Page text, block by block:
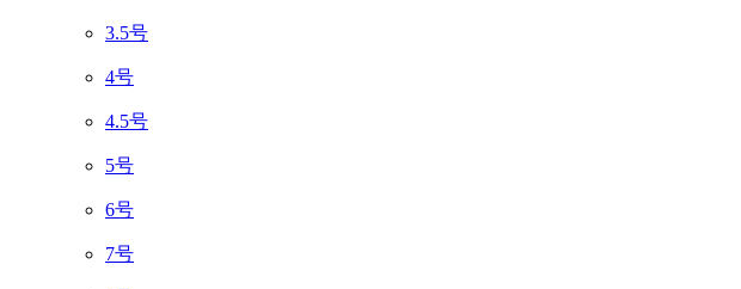
3.5号
4号
4.5号
5号
6号
7号